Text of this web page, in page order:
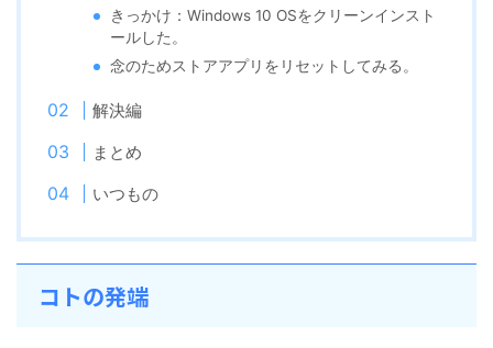
きっかけ：Windows 10 OSをクリーンインスト
ールした。
念のためストアアプリをリセットしてみる。
解決編
まとめ
いつもの
コトの発端